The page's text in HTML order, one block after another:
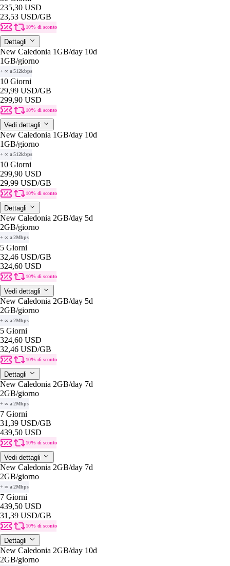
235,30 USD
23,53 USD/GB
10% di sconto
Dettagli
New Caledonia 1GB/day 10d
1GB/giorno
+ ∞ a 512kbps
10 Giorni
29,99 USD/GB
299,90 USD
10% di sconto
Vedi dettagli
New Caledonia 1GB/day 10d
1GB/giorno
+ ∞ a 512kbps
10 Giorni
299,90 USD
29,99 USD/GB
10% di sconto
Dettagli
New Caledonia 2GB/day 5d
2GB/giorno
+ ∞ a 2Mbps
5 Giorni
32,46 USD/GB
324,60 USD
10% di sconto
Vedi dettagli
New Caledonia 2GB/day 5d
2GB/giorno
+ ∞ a 2Mbps
5 Giorni
324,60 USD
32,46 USD/GB
10% di sconto
Dettagli
New Caledonia 2GB/day 7d
2GB/giorno
+ ∞ a 2Mbps
7 Giorni
31,39 USD/GB
439,50 USD
10% di sconto
Vedi dettagli
New Caledonia 2GB/day 7d
2GB/giorno
+ ∞ a 2Mbps
7 Giorni
439,50 USD
31,39 USD/GB
10% di sconto
Dettagli
New Caledonia 2GB/day 10d
2GB/giorno